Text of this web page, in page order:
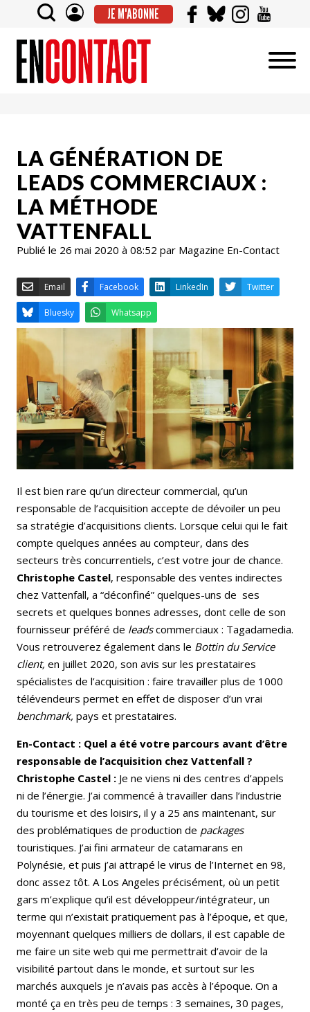
JE M'ABONNE
LA GÉNÉRATION DE
LEADS COMMERCIAUX :
LA MÉTHODE
VATTENFALL
Publié le 26 mai 2020 à 08:52 par Magazine En-Contact
Facebook LinkedIn
Bluesky Whatsapp
Il est bien rare qu’un directeur commercial, qu’un
responsable de l’acquisition accepte de dévoiler un peu
sa stratégie d’acquisitions clients. Lorsque celui qui le fait
compte quelques années au compteur, dans des
secteurs très concurrentiels, c’est votre jour de chance.
Christophe Castel, responsable des ventes indirectes
chez Vattenfall, a “déconfiné” quelques-uns de ses
secrets et quelques bonnes adresses, dont celle de son
fournisseur préféré de leadscommerciaux : Tagadamedia.
Vous retrouverez également dans le Bottin du Service
client, en juillet 2020, son avis sur les prestataires
spécialistes de l’acquisition : faire travailler plus de 1000
télévendeurs permet en effet de disposer d’un vrai
benchmark, pays et prestataires.
En-Contact : Quel a été votre parcours avant d’être
responsable de l’acquisition chez Vattenfall ?
Christophe Castel : Je ne viens ni des centres d’appels
ni de l’énergie. J’ai commencé à travailler dans l’industrie
du tourisme et des loisirs, il y a 25 ans maintenant, sur
des problématiques de production de packages
touristiques. J’ai fini armateur de catamarans en
Polynésie, et puis j’ai attrapé le virus de l’Internet en 98,
donc assez tôt. A Los Angeles précisément, où un petit
gars m’explique qu’il est développeur/intégrateur, un
terme qui n’existait pratiquement pas à l’époque, et que,
moyennant quelques milliers de dollars, il est capable de
me faire un site web qui me permettrait d’avoir de la
visibilité partout dans le monde, et surtout sur les
marchés auxquels je n’avais pas accès à l’époque. On a
monté ça en très peu de temps : 3 semaines, 30 pages,